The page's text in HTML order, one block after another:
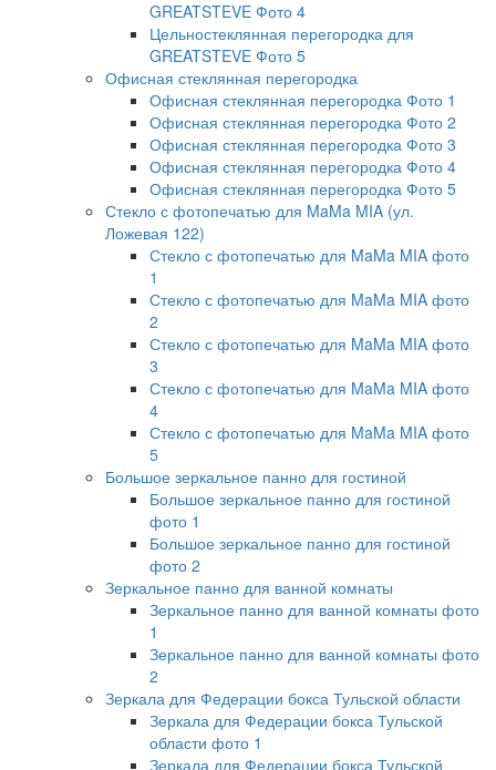
GREATSTEVE Фото 4
Цельностеклянная перегородка для
GREATSTEVE Фото 5
Офисная стеклянная перегородка
Офисная стеклянная перегородка Фото 1
Офисная стеклянная перегородка Фото 2
Офисная стеклянная перегородка Фото 3
Офисная стеклянная перегородка Фото 4
Офисная стеклянная перегородка Фото 5
Стекло с фотопечатью для MaMa MIA (ул.
Ложевая 122)
Стекло с фотопечатью для MaMa MIA фото
1
Стекло с фотопечатью для MaMa MIA фото
2
Стекло с фотопечатью для MaMa MIA фото
3
Стекло с фотопечатью для MaMa MIA фото
4
Стекло с фотопечатью для MaMa MIA фото
5
Большое зеркальное панно для гостиной
Большое зеркальное панно для гостиной
фото 1
Большое зеркальное панно для гостиной
фото 2
Зеркальное панно для ванной комнаты
Зеркальное панно для ванной комнаты фото
1
Зеркальное панно для ванной комнаты фото
2
Зеркала для Федерации бокса Тульской области
Зеркала для Федерации бокса Тульской
области фото 1
Зеркала для Федерации бокса Тульской